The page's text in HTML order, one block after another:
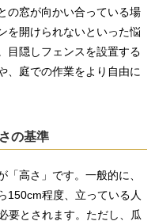
の窓が向かい合っている場
を開けられないといった悩
目隠しフェンスを設置する
、庭での作業をより自由に
の基準
高さ」です。一般的に、
150cm程度、立っている人
要とされます。ただし、瓜